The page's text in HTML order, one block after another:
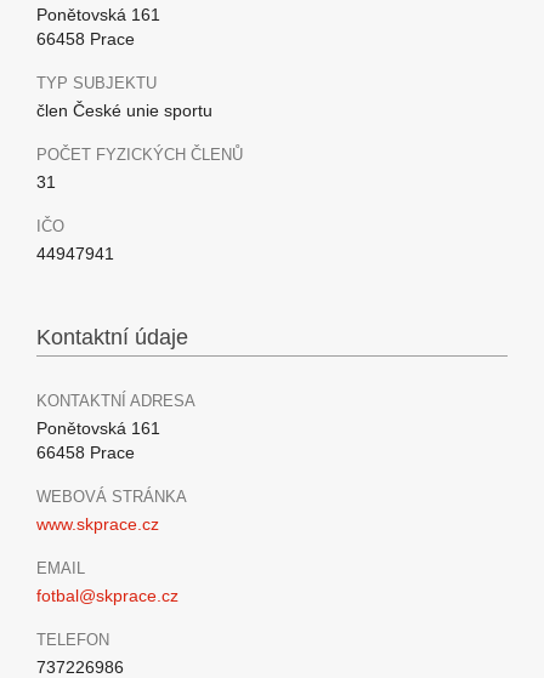
Ponětovská 161
66458 Prace
TYP SUBJEKTU
člen České unie sportu
POČET FYZICKÝCH ČLENŮ
31
IČO
44947941
Kontaktní údaje
KONTAKTNÍ ADRESA
Ponětovská 161
66458 Prace
WEBOVÁ STRÁNKA
www.skprace.cz
EMAIL
fotbal@skprace.cz
TELEFON
737226986